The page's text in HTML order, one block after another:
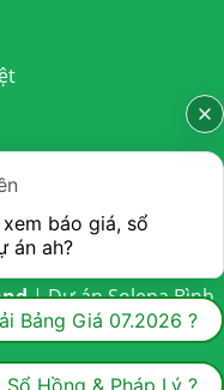
Trần Anh và Dự
| Dự ánSolena Bình
báo giá, sổ
án ah?
Bảng Giá 07.2026 ?
Sổ Hồng & Pháp Lý ?